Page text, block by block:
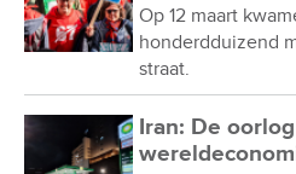
Op 12 maart
honderdduizend
straat.
Iran: De